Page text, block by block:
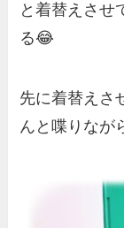
と着替えさせ
る😂
先に着替えさ
んと喋りなが